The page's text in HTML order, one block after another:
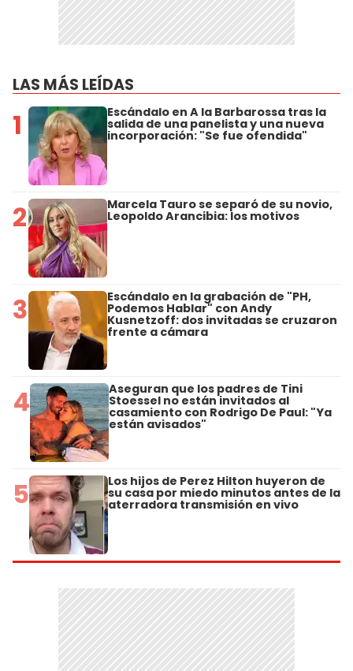
LAS MÁS LEÍDAS
1 Escándalo en A la Barbarossa tras la
salida de una panelista y una nueva
incorporación: "Se fue ofendida"
2 Marcela Tauro se separó de su novio,
Leopoldo Arancibia: los motivos
3 Escándalo en la grabación de "PH,
Podemos Hablar" con Andy
Kusnetzoff: dos invitadas se cruzaron
frente a cámara
4 Aseguran que los padres de Tini
Stoessel no están invitados al
casamiento con Rodrigo De Paul: "Ya
están avisados"
5 Los hijos de Perez Hilton huyeron de
su casa por miedo minutos antes de la
aterradora transmisión en vivo